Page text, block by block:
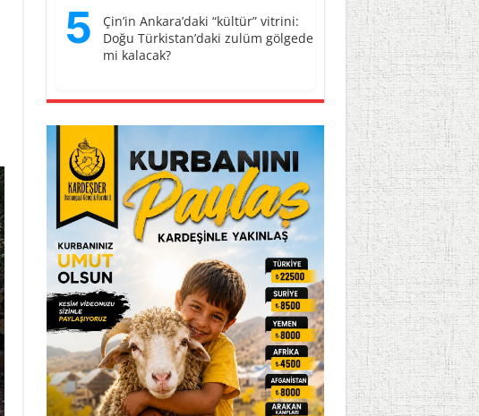
5
Çin’in Ankara’daki “kültür” vitrini:
Doğu Türkistan’daki zulüm gölgede
mi kalacak?